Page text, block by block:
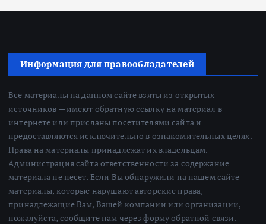
Информация для правообладателей
Все материалы на данном сайте взяты из открытых
источников — имеют обратную ссылку на материал в
интернете или присланы посетителями сайта и
предоставляются исключительно в ознакомительных целях.
Права на материалы принадлежат их владельцам.
Администрация сайта ответственности за содержание
материала не несет. Если Вы обнаружили на нашем сайте
материалы, которые нарушают авторские права,
принадлежащие Вам, Вашей компании или организации,
пожалуйста, сообщите нам через форму обратной связи.